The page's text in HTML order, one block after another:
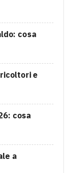
cosa
e
cosa
a